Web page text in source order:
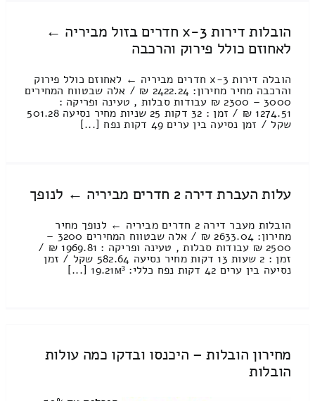
הובלות דירות 3-x חדרים בזול מביריה ←
לאחוזם כולל פירוק והרכבה
הובלה דירות 3-x חדרים מביריה ← לאחוזם כולל פירוק
והרכבה מחיר מחירון: 2422.24 ₪ / אלה שבטווח המחירים
3000 – 2300 ₪ עבודות סבלות , טעינה ופריקה :
1274.51 ₪ / זמן : 32 דקות 25 שניות מחיר נסיעה 501.28
שקל / זמן נסיעה בין ערים 49 דקות נפח [...]
עלות העברת דירה 2 חדרים מביריה ← לנופך
הובלות מעבר דירה 2 חדרים מביריה ← לנופך מחיר
מחירון: 2633.04 ₪ / אלה שבטווח המחירים 3200 –
2500 ₪ עבודות סבלות , טעינה ופריקה : 1969.81 ₪ /
זמן : 2 שעות 13 דקות מחיר נסיעה 582.64 שקל / זמן
נסיעה בין ערים 42 דקות נפח כללי: 19.21м³ [...]
מחירון הובלות – היכנסו ובדקו כמה עולות
הובלות